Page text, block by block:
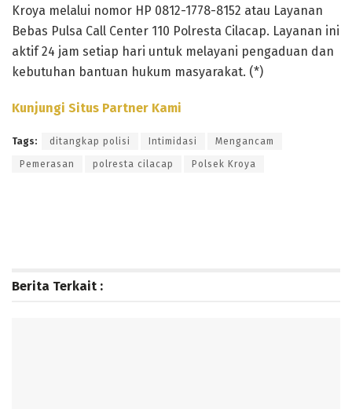
Kroya melalui nomor HP 0812-1778-8152 atau Layanan
Bebas Pulsa Call Center 110 Polresta Cilacap. Layanan ini
aktif 24 jam setiap hari untuk melayani pengaduan dan
kebutuhan bantuan hukum masyarakat. (*)
Kunjungi Situs Partner Kami
Tags: ditangkap polisi Intimidasi Mengancam
Pemerasan polresta cilacap Polsek Kroya
Berita Terkait :